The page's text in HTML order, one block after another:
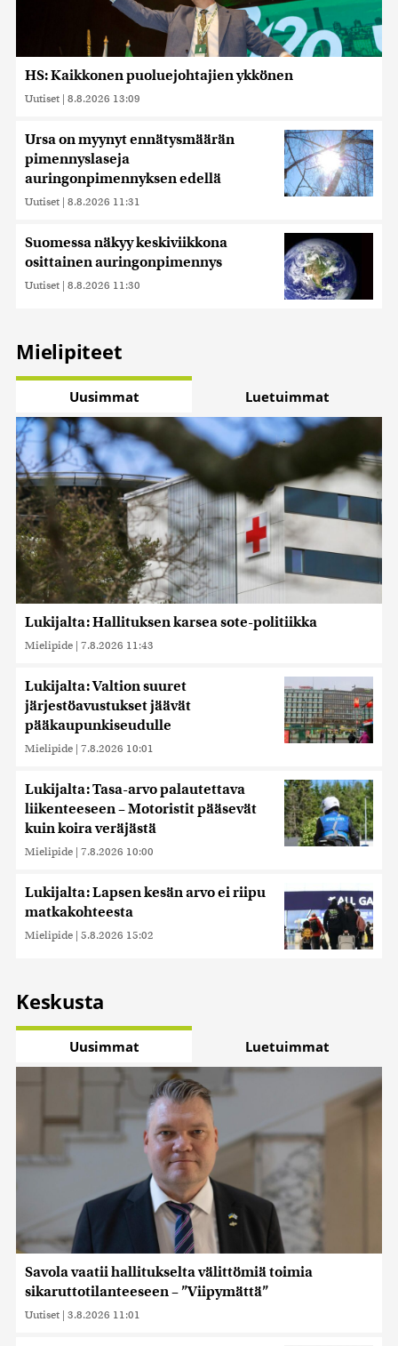
HS: Kaikkonen puoluejohtajien ykkönen
Uutiset | 8.8.2026 13:09
Ursa on myynyt ennätysmäärän
pimennyslaseja
auringonpimennyksen edellä
Uutiset | 8.8.2026 11:31
Suomessa näkyy keskiviikkona
osittainen auringonpimennys
Uutiset | 8.8.2026 11:30
Mielipiteet
Uusimmat Luetuimmat
Lukijalta: Hallituksen karsea sote-politiikka
Mielipide | 7.8.2026 11:43
Lukijalta: Valtion suuret
järjestöavustukset jäävät
pääkaupunkiseudulle
Mielipide | 7.8.2026 10:01
Lukijalta: Tasa-arvo palautettava
liikenteeseen – Motoristit pääsevät
kuin koira veräjästä
Mielipide | 7.8.2026 10:00
Lukijalta: Lapsen kesän arvo ei riipu
matkakohteesta
Mielipide | 5.8.2026 15:02
Keskusta
Uusimmat Luetuimmat
Savola vaatii hallitukselta välittömiä toimia
sikaruttotilanteeseen – ”Viipymättä”
Uutiset | 3.8.2026 11:01